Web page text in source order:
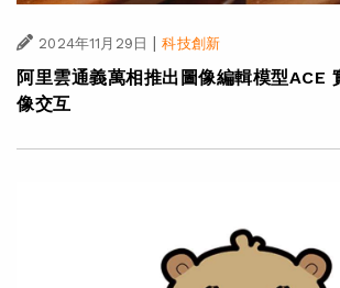
2024年11月29日 | 科技創新
阿里雲通義萬相推出圖像編輯模型ACE
像交互